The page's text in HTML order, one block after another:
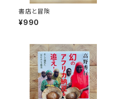
書店と冒険
¥990